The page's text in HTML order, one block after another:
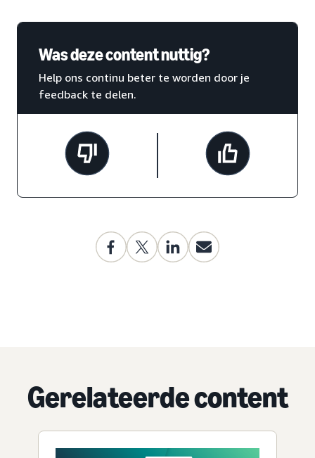
Was deze content nuttig?
Help ons continu beter te worden door je
feedback te delen.
Gerelateerde content